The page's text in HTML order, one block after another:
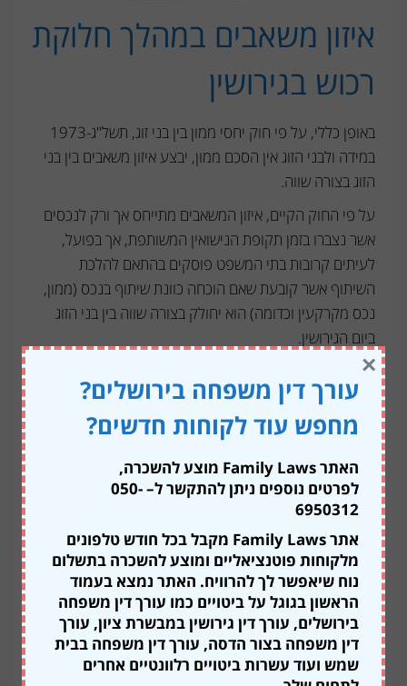
איזון משאבים במהלך חלוקת
רכוש בגירושין
באופן כללי, על פי חוק יחסי ממון בין בני זוג, תשל"ג-1973
במידה ולבני הזוג אין הסכם ממון, יבצע איזון משאבים בין בני
הזוג בצורה שווה.
על פי החוק הקיים, איזון המשאבים מתייחס אך ורק לנכסים
אשר נצברו בזמן תקופת הנישואין המשותפת, אך בפועל,
לעיתים קרובות בתי המשפט פוסקים בהתאם להלכת
השיתוף אשר קובעת שאם הוכחה כוונת שיתוף בנכס (ממון,
נכס מקרקעין וכדומה) הוא יחולק בצורה שווה בין בני הזוג
ביום הגירושין.
האם הסכם ממון על דירה
יכול להגן על הזכויות בנכס?
הדעה הרווחת בציבור הרחב היא שעריכה, חתימה או
של הסכם ממון
זכויות בעל הנכס במהלך הגירושין – אך בפועל, לא די בהסכם
הממון בשביל להעניק הגנה מלאה.
כל צד אשר רוצה להגן בצורה מלאה על נכסיו טרם הנישואין
נדרש לנקוט אמצעים נוספים אשר לא יתירו פתח לפרשנות
עתידית, ביניהם ניתן למצוא:
רישום חד צדדי– מומלץ לרשום את נכס המקרקעין
עורך דין משפחה בירושלים?
מחפש עוד לקוחות חדשים?
האתר Family Laws מוצע להשכרה,
לפרטים נוספים ניתן להתקשר ל – 050-
6950312
אתר Family Laws מקבל בכל חודש טלפונים
מלקוחות פוטנציאליים ומוצע להשכרה בתשלום
נוח שיאפשר לך להרוויח. האתר נמצא בעמוד
הראשון בגוגל על ביטויים כמו עורך דין משפחה
בירושלים, עורך דין גירושין במבשרת ציון, עורך
דין משפחה בצור הדסה, עורך דין משפחה בבית
שמש ועוד עשרות ביטויים רלוונטיים אחרים
×